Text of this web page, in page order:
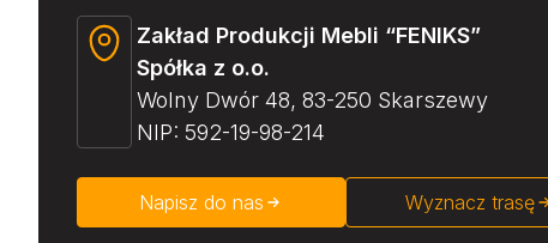
Zakład Produkcji Mebli “FENIKS”
Spółka z o.o.
Wolny Dwór 48, 83-250 Skarszewy
NIP: 592-19-98-214
Napisz do nas Wyznacz trasę